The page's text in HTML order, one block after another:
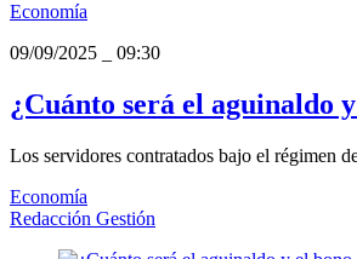
Economía
09/09/2025
09:30
¿Cuánto será el aguinaldo
Los servidores contratados bajo el régimen
Economía
Redacción Gestión